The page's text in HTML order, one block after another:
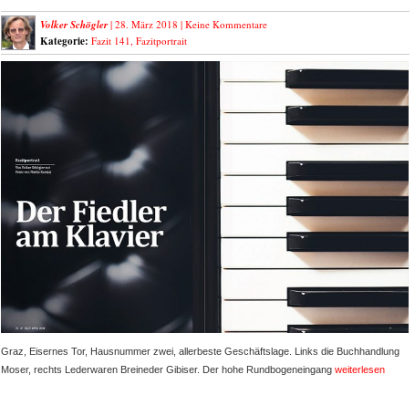
Volker Schögler| 28. März 2018 | Keine Kommentare
Kategorie: Fazit 141, Fazitportrait
Graz, Eisernes Tor, Hausnummer zwei, allerbeste Geschäftslage. Links die Buchhandlung
Moser, rechts Lederwaren Breineder Gibiser. Der hohe Rundbogeneingang weiterlesen